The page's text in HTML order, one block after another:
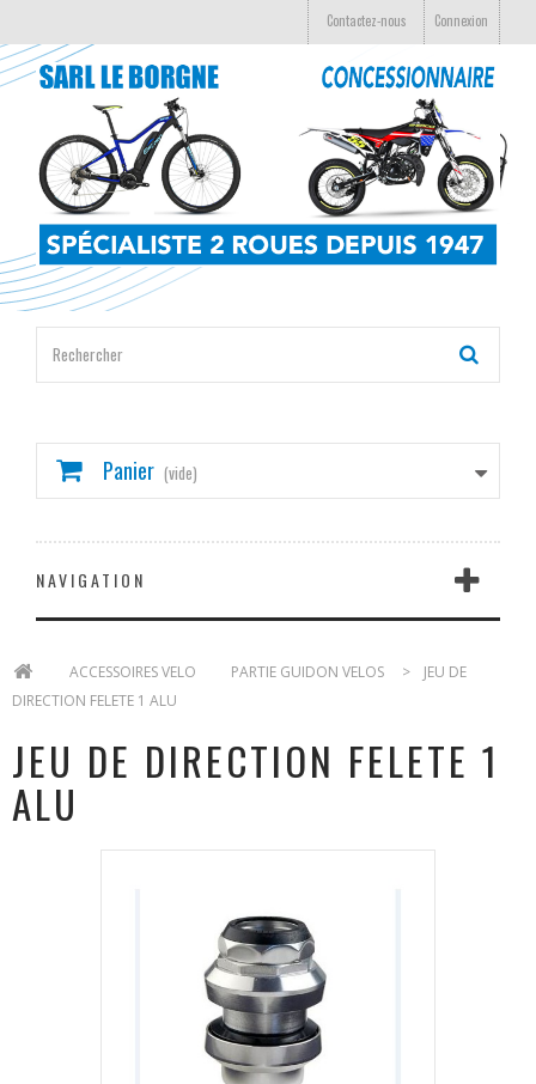
Connexion
Contactez-nous
Panier (vide)
NAVIGATION
ACCESSOIRES VELO PARTIE GUIDON VELOS >
JEU DE
DIRECTION FELETE 1 ALU
JEU DE DIRECTION FELETE 1
ALU